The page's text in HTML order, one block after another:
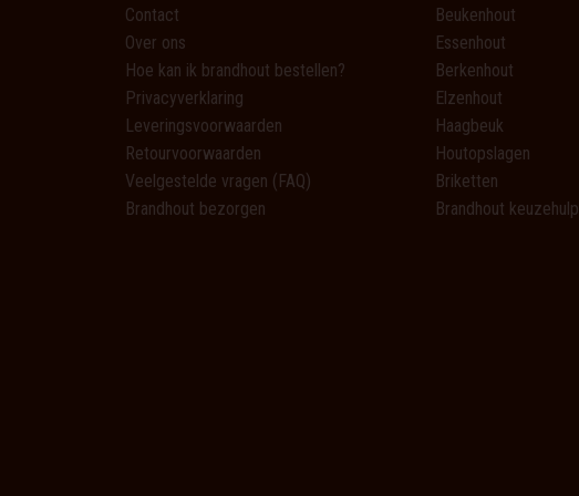
Contact
Over ons
Hoe kan ik brandhout bestellen?
Privacyverklaring
Leveringsvoorwaarden
Retourvoorwaarden
Veelgestelde vragen (FAQ)
Brandhout bezorgen
Beukenhout
Essenhout
Berkenhout
Elzenhout
Haagbeuk
Houtopslagen
Briketten
Brandhout keuzehulp